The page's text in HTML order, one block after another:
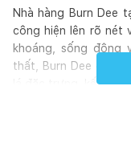
Nhà hàng Burn Dee
công hiện lên rõ nét
khoáng, sống động
thất, Burn Dee gây
lá đặc trưng, kết hợp